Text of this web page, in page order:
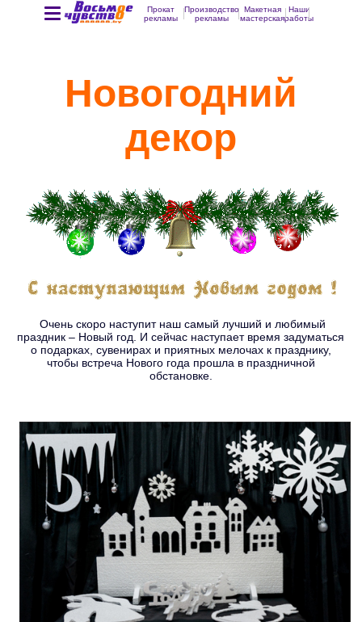
Прокат
рекламы
Производство
рекламы
Макетная
мастерская
Наши
работы
Новогодний
декор
Очень скоро наступит наш самый лучший и любимый
праздник – Новый год. И сейчас наступает время задуматься
о подарках, сувенирах и приятных мелочах к празднику,
чтобы встреча Нового года прошла в праздничной
обстановке.